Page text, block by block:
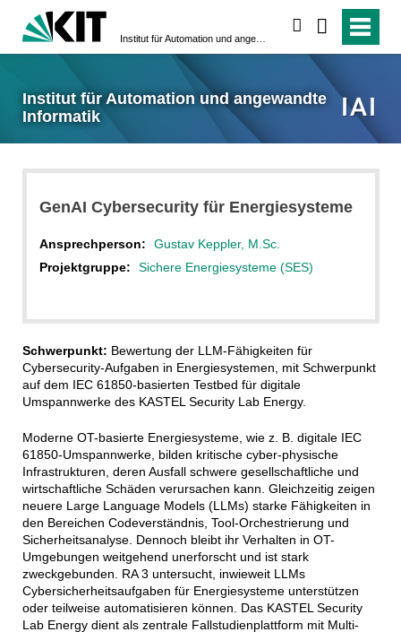
Institut für Automation und angewandte
Informatik
GenAI Cybersecurity für Energiesysteme
Ansprechperson:
Gustav Keppler, M.Sc.
Projektgruppe:
Sichere Energiesysteme (SES)
Schwerpunkt: Bewertung der LLM-Fähigkeiten für
Cybersecurity-Aufgaben in Energiesystemen, mit Schwerpunkt
auf dem IEC 61850-basierten Testbed für digitale
Umspannwerke des KASTEL Security Lab Energy.
Moderne OT-basierte Energiesysteme, wie z. B. digitale IEC
61850-Umspannwerke, bilden kritische cyber-physische
Infrastrukturen, deren Ausfall schwere gesellschaftliche und
wirtschaftliche Schäden verursachen kann. Gleichzeitig zeigen
neuere Large Language Models (LLMs) starke Fähigkeiten in
den Bereichen Codeverständnis, Tool-Orchestrierung und
Sicherheitsanalyse. Dennoch bleibt ihr Verhalten in OT-
Umgebungen weitgehend unerforscht und ist stark
zweckgebunden. RA 3 untersucht, inwieweit LLMs
Cybersicherheitsaufgaben für Energiesysteme unterstützen
oder teilweise automatisieren können. Das KASTEL Security
Lab Energy dient als zentrale Fallstudienplattform mit Multi-